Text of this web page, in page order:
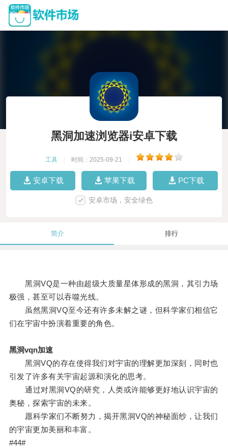
黑洞加速浏览器i安卓下载
工具 时间：2025-09-21
安卓下载 苹果下载 PC下载
安卓市场，安全绿色
简介 排行
黑洞VQ是一种由超级大质量星体形成的黑洞，其引力场
极强，甚至可以吞噬光线。
虽然黑洞VQ至今还有许多未解之谜，但科学家们相信它
们在宇宙中扮演着重要的角色。
黑洞vqn加速
黑洞VQ的存在使得我们对宇宙的理解更加深刻，同时也
引发了许多有关宇宙起源和演化的思考。
通过对黑洞VQ的研究，人类或许能够更好地认识宇宙的
奥秘，探索宇宙的未来。
愿科学家们不断努力，揭开黑洞VQ的神秘面纱，让我们
的宇宙更加美丽和丰富。
#44#